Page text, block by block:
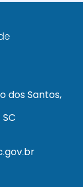
dos Santos,